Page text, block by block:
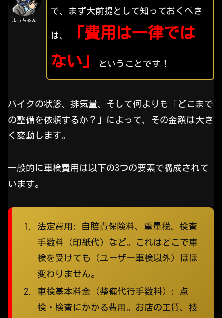
まっちゃん
で、まず大前提として知っておくべき
は、
「費用は一律では
ない」
ということです！
バイクの状態、排気量、そして何よりも「どこまで
の整備を依頼するか？」によって、その金額は大き
く変動します。
一般的に車検費用は以下の3つの要素で構成されて
います。
法定費用:
自賠責保険料、重量税、検査
手数料（印紙代）など。これはどこで車
検を受けても（ユーザー車検以外）ほぼ
変わりません。
車検基本料金（整備代行手数料）:
点
検・検査にかかる費用。お店の工賃、技